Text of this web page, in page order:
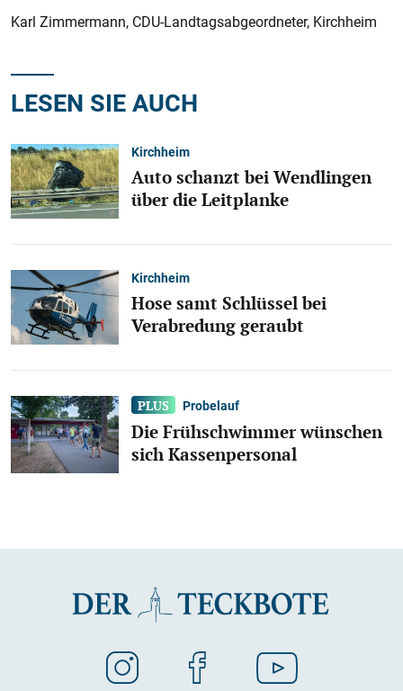
Karl Zimmermann, CDU-Landtagsabgeordneter, Kirchheim
LESEN SIE AUCH
Kirchheim
Auto schanzt bei Wendlingen
über die Leitplanke
Kirchheim
Hose samt Schlüssel bei
Verabredung geraubt
Probelauf
Die Frühschwimmer wünschen
sich Kassenpersonal